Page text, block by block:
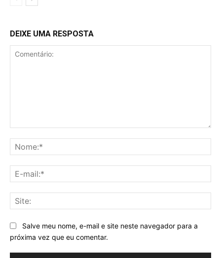
DEIXE UMA RESPOSTA
Salve meu nome, e-mail e site neste navegador para a
próxima vez que eu comentar.